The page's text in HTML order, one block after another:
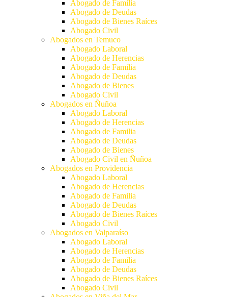
Abogado de Familia
Abogado de Deudas
Abogado de Bienes Raíces
Abogado Civil
Abogados en Temuco
Abogado Laboral
Abogado de Herencias
Abogado de Familia
Abogado de Deudas
Abogado de Bienes
Abogado Civil
Abogados en Ñuñoa
Abogado Laboral
Abogado de Herencias
Abogado de Familia
Abogado de Deudas
Abogado de Bienes
Abogado Civil en Ñuñoa
Abogados en Providencia
Abogado Laboral
Abogado de Herencias
Abogado de Familia
Abogado de Deudas
Abogado de Bienes Raíces
Abogado Civil
Abogados en Valparaíso
Abogado Laboral
Abogado de Herencias
Abogado de Familia
Abogado de Deudas
Abogado de Bienes Raíces
Abogado Civil